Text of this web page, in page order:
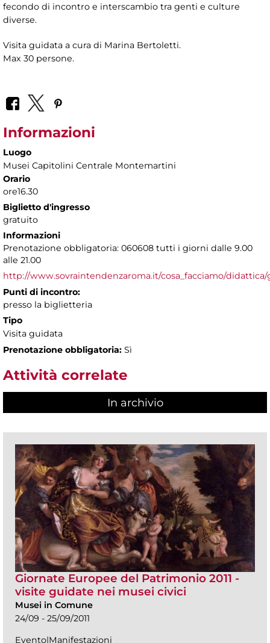
fecondo di incontro e interscambio tra genti e culture
diverse.
Visita guidata a cura di Marina Bertoletti.
Max 30 persone.
Informazioni
Luogo
Musei Capitolini Centrale Montemartini
Orario
ore16.30
Biglietto d'ingresso
gratuito
Informazioni
Prenotazione obbligatoria: 060608 tutti i giorni dalle 9.00
alle 21.00
http://www.sovraintendenzaroma.it/cosa_facciamo/didattica/
Punti di incontro:
presso la biglietteria
Tipo
Visita guidata
Prenotazione obbligatoria: Sì
Attività correlate
In archivio
Giornate Europee del Patrimonio 2011 -
visite guidate nei musei civici
Musei in Comune
24/09 - 25/09/2011
Evento|Manifestazioni